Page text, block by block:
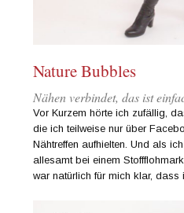
Nature Bubbles
Nähen verbindet, das ist
Vor Kurzem hörte ich zufällig,
die ich teilweise nur über
Nähtreffen aufhielten. Und als
allesamt bei einem
war natürlich für mich klar, dass